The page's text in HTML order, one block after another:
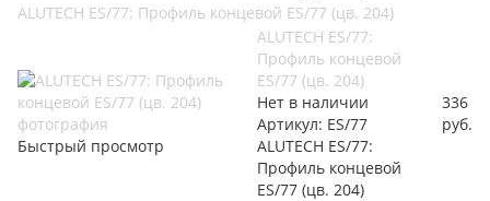
ALUTECH ES/77: Профиль концевой ES/77 (цв. 204)
Быстрый просмотр
ALUTECH ES/77:
Профиль концевой
ES/77 (цв. 204)
Нет в наличии
Артикул: ES/77
ALUTECH ES/77:
Профиль концевой
ES/77 (цв. 204)
336
руб.